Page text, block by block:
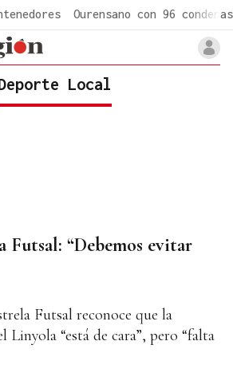
Ourensano con 96 condenas
Local
Futsal: “Debemos evitar
Futsal reconoce que la
Linyola “está de cara”, pero “falta